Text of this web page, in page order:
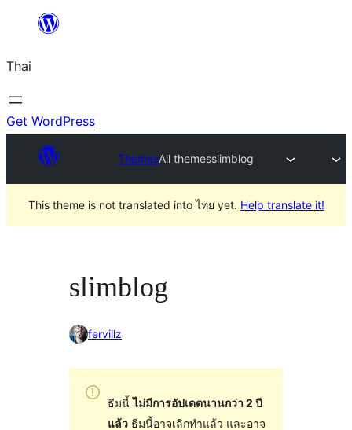
ยัง
เนื้อหา
Thai
Get WordPress
ThemesAll themesslimblog
This theme is not translated into ไทย yet. Help translate it!
slimblog
fervillz
ธีมนี้ไม่มีการอัปเดตนานกว่า 2 ปี
แล้วธีมนี้อาจเลิกทำแล้ว และอาจ